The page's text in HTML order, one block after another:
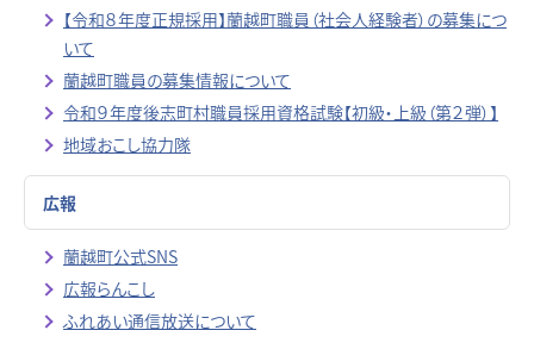
【令和８年度正規採用】蘭越町職員（社会人経験者）の募集につ
いて
蘭越町職員の募集情報について
令和９年度後志町村職員採用資格試験【初級・上級（第２弾）】
地域おこし協力隊
広報
蘭越町公式SNS
広報らんこし
ふれあい通信放送について